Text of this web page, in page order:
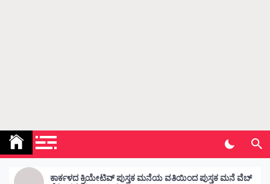
Kunda Vahini – ಕುಂದ ವಾಹಿನಿ
ಕಾರ್ಕಳದ ಕ್ರಿಯೇಟಿವ್ ಪುಸ್ತಕ ಮನೆಯ ವತಿಯಿಂದ ಪುಸ್ತಕ ಮನೆ ವೆಬ್